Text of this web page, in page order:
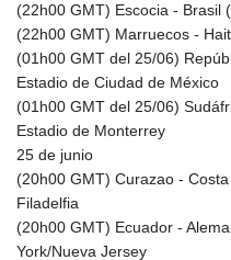
(22h00 GMT) Escocia - Brasil
(22h00 GMT) Marruecos -
(01h00 GMT del 25/06)
Estadio de Ciudad de México
(01h00 GMT del 25/06)
Estadio de Monterrey
25 de junio
(20h00 GMT) Curazao -
Filadelfia
(20h00 GMT) Ecuador -
York/Nueva Jersey